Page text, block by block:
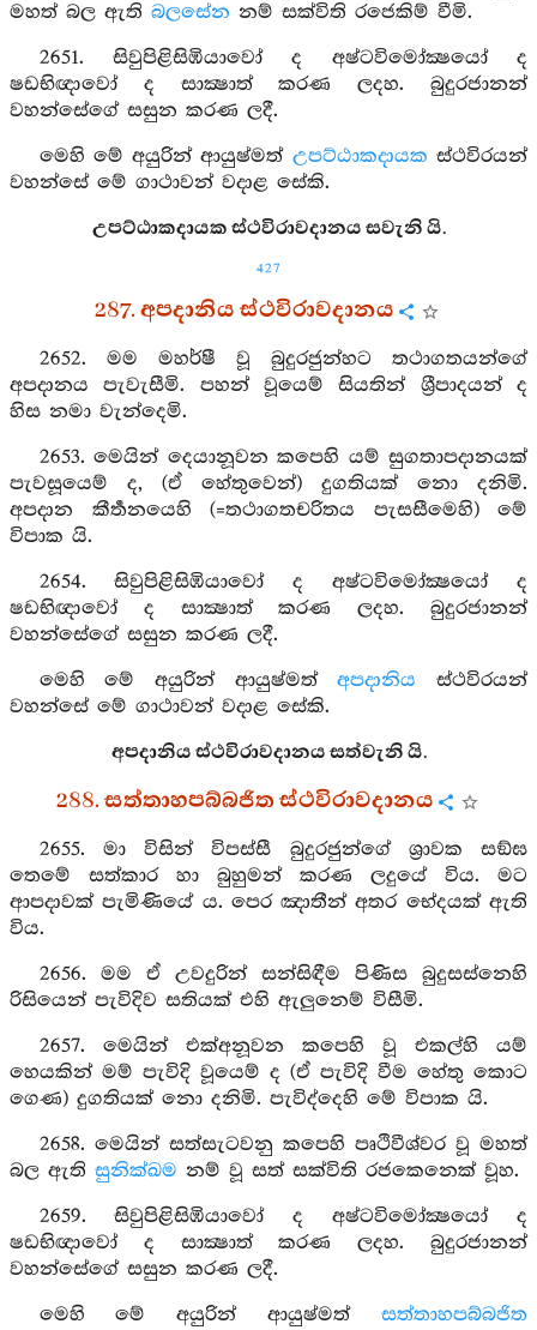
මහත් බල ඇති බලසේන නම් සක්විති රජෙකිම් වීමි.
2651. සිවුපිළිසිඹියාවෝ ද අෂ්ටවිමෝක්‍ෂයෝ ද
ෂඩභිඥාවෝ ද සාක්‍ෂාත් කරණ ලදහ. බුදුරජානන්
වහන්සේගේ සසුන කරණ ලදී.
මෙහි මේ අයුරින් ආයුෂ්මත් උපට්ඨාකදායක ස්ථවිරයන්
වහන්සේ මේ ගාථාවන් වදාළ සේකි.
උපට්ඨාකදායක ස්ථවිරාවදානය සවැනි යි.
427
287. අපදානිය ස්ථවිරාවදානය
2652. මම මහර්ෂී වූ බුදුරජුන්හට තථාගතයන්ගේ
අපදානය පැවැසීමි. පහන් වූයෙම් සියතින් ශ්‍රීපාදයන් ද
හිස නමා වැන්දෙමි.
2653. මෙයින් දෙයානූවන කපෙහි යම් සුගතාපදානයක්
පැවසූයෙම් ද, (ඒ හේතුවෙන්) දුගතියක් නො දනිමි.
අපදාන කීර්‍තනයෙහි (=තථාගතචරිතය පැසසීමෙහි) මේ
විපාක යි.
2654. සිවුපිළිසිඹියාවෝ ද අෂ්ටවිමෝක්‍ෂයෝ ද
ෂඩභිඥාවෝ ද සාක්‍ෂාත් කරණ ලදහ. බුදුරජානන්
වහන්සේගේ සසුන කරණ ලදී.
මෙහි මේ අයුරින් ආයුෂ්මත්අපදානිය ස්ථවිරයන්
වහන්සේ මේ ගාථාවන් වදාළ සේකි.
අපදානිය ස්ථවිරාවදානය සත්වැනි යි.
288. සත්තාහපබ්බජිත ස්ථවිරාවදානය
2655. මා විසින් විපස්සී බුදුරජුන්ගේ ශ්‍රාවක සඞ්ඝ
තෙමේ සත්කාර හා බුහුමන් කරණ ලදුයේ විය. මට
ආපදාවක් පැමිණියේ ය. පෙර ඤාතීන් අතර භේදයක් ඇති
විය.
2656. මම ඒ උවදුරින් සන්සිඳීම පිණිස බුදුසස්නෙහි
රිසියෙන් පැවිදිව සතියක් එහි ඇලුනෙම් විසීමි.
2657. මෙයින් එක්අනූවන කපෙහි වූ එකල්හි යම්
හෙයකින් මම් පැවිදි වූයෙම් ද (ඒ පැවිදි වීම හේතු කොට
ගෙණ) දුගතියක් නො දනිමි. පැවිද්දෙහි මේ විපාක යි.
2658. මෙයින් සත්සැටවනු කපෙහි පෘථිවීශ්වර වූ මහත්
බල ඇති සුනික්ඛම නම් වූ සත් සක්විති රජකෙනෙක් වූහ.
2659. සිවුපිළිසිඹියාවෝ ද අෂ්ටවිමෝක්‍ෂයෝ ද
ෂඩභිඥාවෝ ද සාක්‍ෂාත් කරණ ලදහ. බුදුරජානන්
වහන්සේගේ සසුන කරණ ලදී.
මෙහි මේ අයුරින් ආයුෂ්මත් සත්තාහපබ්බජිත